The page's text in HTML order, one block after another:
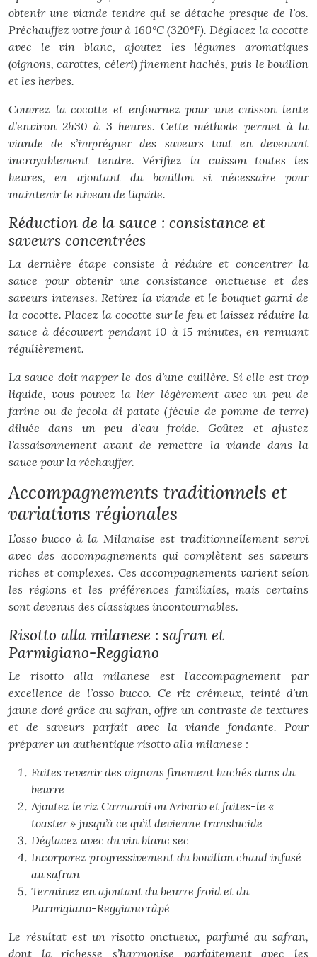
obtenir une viande tendre qui se détache presque de l’os.
Préchauffez votre four à 160°C (320°F). Déglacez la cocotte
avec le vin blanc, ajoutez les légumes aromatiques
(oignons, carottes, céleri) finement hachés, puis le bouillon
et les herbes.
Couvrez la cocotte et enfournez pour une cuisson lente
d’environ 2h30 à 3 heures. Cette méthode permet à la
viande de s’imprégner des saveurs tout en devenant
incroyablement tendre. Vérifiez la cuisson toutes les
heures, en ajoutant du bouillon si nécessaire pour
maintenir le niveau de liquide.
Réduction de la sauce : consistance et
saveurs concentrées
La dernière étape consiste à réduire et concentrer la
sauce pour obtenir une consistance onctueuse et des
saveurs intenses. Retirez la viande et le bouquet garni de
la cocotte. Placez la cocotte sur le feu et laissez réduire la
sauce à découvert pendant 10 à 15 minutes, en remuant
régulièrement.
La sauce doit napper le dos d’une cuillère. Si elle est trop
liquide, vous pouvez la lier légèrement avec un peu de
farine ou defecola di patate(fécule de pomme de terre)
diluée dans un peu d’eau froide. Goûtez et ajustez
l’assaisonnement avant de remettre la viande dans la
sauce pour la réchauffer.
Accompagnements traditionnels et
variations régionales
L’osso bucco à la Milanaise est traditionnellement servi
avec des accompagnements qui complètent ses saveurs
riches et complexes. Ces accompagnements varient selon
les régions et les préférences familiales, mais certains
sont devenus des classiques incontournables.
Risotto alla milanese : safran et
Parmigiano-Reggiano
Le risotto alla milanese est l’accompagnement par
excellence de l’osso bucco. Ce riz crémeux, teinté d’un
jaune doré grâce au safran, offre un contraste de textures
et de saveurs parfait avec la viande fondante. Pour
préparer un authentique risotto alla milanese :
Faites revenir des oignons finement hachés dans du
beurre
Ajoutez le riz Carnaroli ou Arborio et faites-le «
toaster » jusqu’à ce qu’il devienne translucide
Déglacez avec du vin blanc sec
Incorporez progressivement du bouillon chaud infusé
au safran
Terminez en ajoutant du beurre froid et du
Parmigiano-Reggiano râpé
Le résultat est un risotto onctueux, parfumé au safran,
dont la richesse s’harmonise parfaitement avec les